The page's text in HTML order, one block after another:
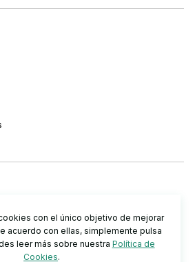
con el único objetivo de mejorar
acuerdo con ellas, simplemente pulsa
leer más sobre nuestra Política de
Cookies.